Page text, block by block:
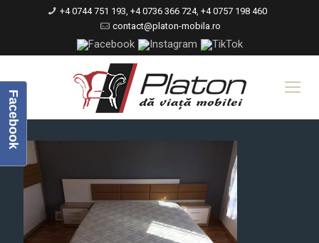
+4 0744 751 193, +4 0736 366 724, +4 0757 198 460
contact@platon-mobila.ro
Facebook